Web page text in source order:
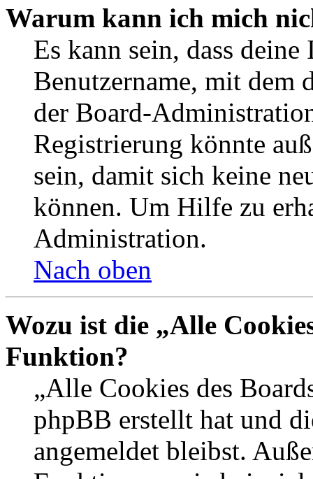
Warum kann ich mich
Es kann sein, dass
Benutzername, mit dem
der Board-
Registrierung könnte
sein, damit sich keine
können. Um Hilfe zu
Administration.
Nach oben
Wozu ist die „Alle
Funktion?
„Alle Cookies des
phpBB erstellt hat und
angemeldet bleibst.